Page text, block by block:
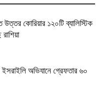
কোরিয়ার ১২০টি ব্যালিস্টিক
ইসরাইলি অভিযানে গ্রেফতার ৬০